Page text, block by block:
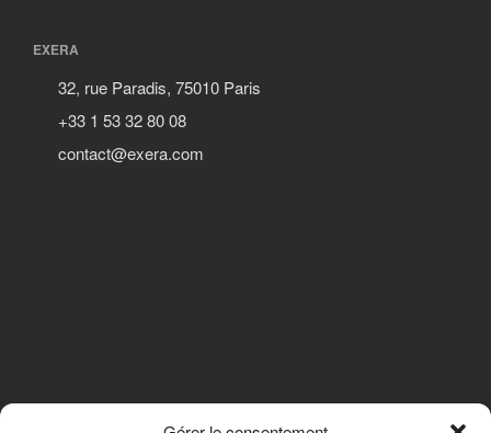
EXERA
32, rue Paradis, 75010 Paris
+33 1 53 32 80 08
contact@exera.com